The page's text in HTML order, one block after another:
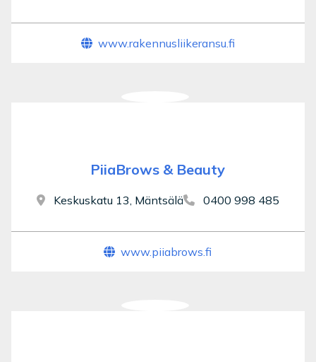
www.rakennusliikeransu.fi
PiiaBrows & Beauty
Keskuskatu 13, Mäntsälä 0400 998 485
www.piiabrows.fi